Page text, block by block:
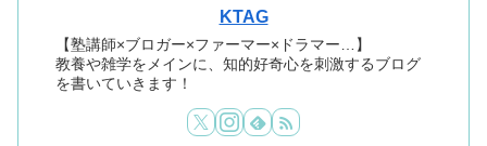
KTAG
【塾講師×ブロガー×ファーマー×ドラマー…】
教養や雑学をメインに、知的好奇心を刺激するブログ
を書いていきます！